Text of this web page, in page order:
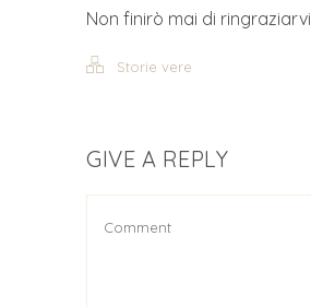
Non finirò mai di ringraziarvi
Storie vere
GIVE A REPLY